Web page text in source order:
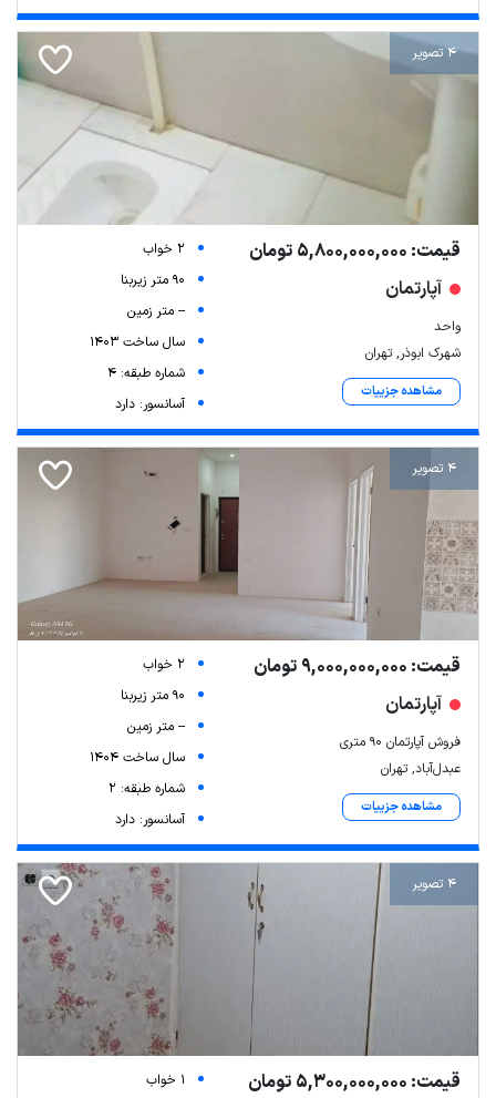
4 تصویر
قیمت: 5,800,000,000 تومان
آپارتمان
واحد
شهرک ابوذر, تهران
مشاهده جزییات
2 خواب
90 متر زیربنا
-- متر زمین
سال ساخت 1403
شماره طبقه: 4
آسانسور: دارد
4 تصویر
قیمت: 9,000,000,000 تومان
آپارتمان
فروش آپارتمان ۹۰ متری
عبدل‌آباد, تهران
مشاهده جزییات
2 خواب
90 متر زیربنا
-- متر زمین
سال ساخت 1404
شماره طبقه: 2
آسانسور: دارد
4 تصویر
قیمت: 5,300,000,000 تومان
1 خواب